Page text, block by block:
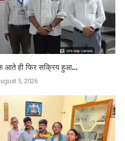
के आते ही फिर सक्रिय हुआ...
5, 2026